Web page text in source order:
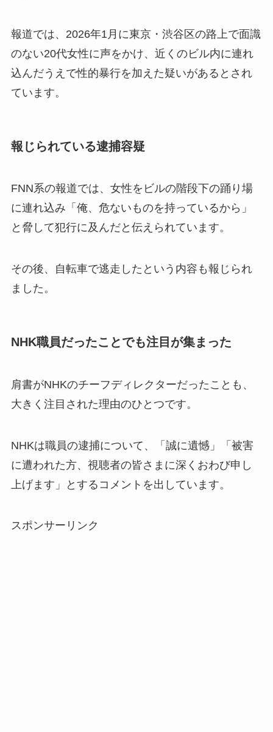
報道では、2026年1月に東京・渋谷区の路上で面識
のない20代女性に声をかけ、近くのビル内に連れ
込んだうえで性的暴行を加えた疑いがあるとされ
ています。
報じられている逮捕容疑
FNN系の報道では、女性をビルの階段下の踊り場
に連れ込み「俺、危ないものを持っているから」
と脅して犯行に及んだと伝えられています。
その後、自転車で逃走したという内容も報じられ
ました。
NHK職員だったことでも注目が集まった
肩書がNHKのチーフディレクターだったことも、
大きく注目された理由のひとつです。
NHKは職員の逮捕について、「誠に遺憾」「被害
に遭われた方、視聴者の皆さまに深くおわび申し
上げます」とするコメントを出しています。
スポンサーリンク